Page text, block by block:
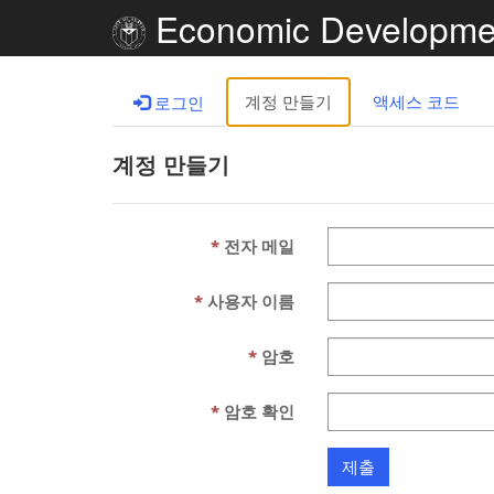
Economic
로그인 계정 만들기 액세스 코드
계정 만들기
전자 메일
사용자 이름
암호
암호 확인